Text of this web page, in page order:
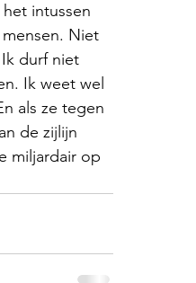
intussen
Niet
durf niet
Ik weet wel
als ze tegen
de zijlijn
miljardair op